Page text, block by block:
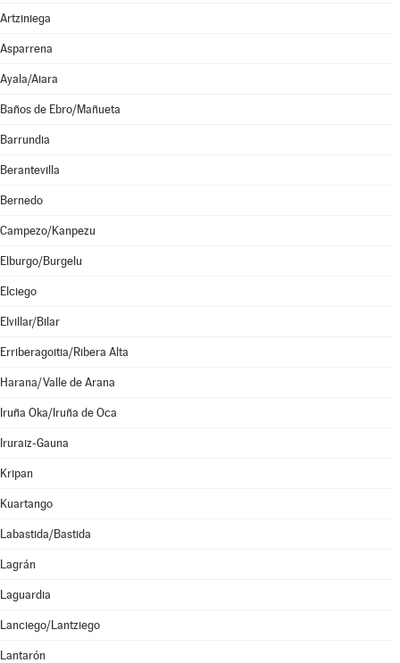
Artziniega
Asparrena
Ayala/Aiara
Baños de Ebro/Mañueta
Barrundia
Berantevilla
Bernedo
Campezo/Kanpezu
Elburgo/Burgelu
Elciego
Elvillar/Bilar
Erriberagoitia/Ribera Alta
Harana/Valle de Arana
Iruña Oka/Iruña de Oca
Iruraiz-Gauna
Kripan
Kuartango
Labastida/Bastida
Lagrán
Laguardia
Lanciego/Lantziego
Lantarón